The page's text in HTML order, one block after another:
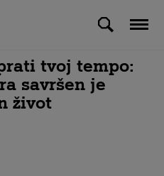
tvoj tempo:
savršen je
život